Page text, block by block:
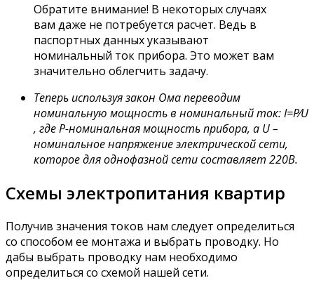
Обратите внимание! В некоторых случаях
вам даже не потребуется расчет. Ведь в
паспортных данных указывают
номинальный ток прибора. Это может вам
значительно облегчить задачу.
Теперь используя закон Ома переводим
номинальную мощность в номинальный ток: I=P⁄U
, где Р-номинальная мощность прибора, а U –
номинальное напряжение электрической сети,
которое для однофазной сети составляет 220В.
Схемы электропитания квартир
Получив значения токов нам следует определиться
со способом ее монтажа и выбрать проводку. Но
дабы выбрать проводку нам необходимо
определиться со схемой нашей сети.